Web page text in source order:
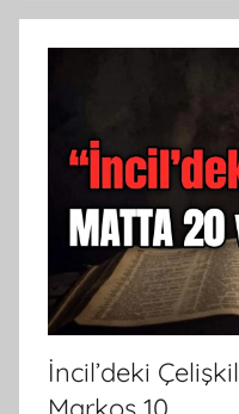
İncil’deki